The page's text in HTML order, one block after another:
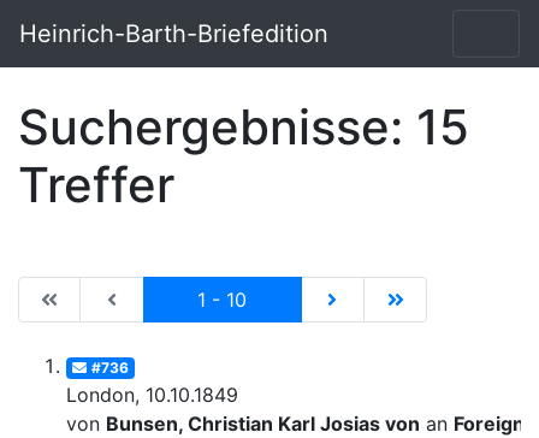
Heinrich-Barth-Briefedition
Suchergebnisse: 15
Treffer
|de:Erste Seite|en:First results page|
|de:Vorhergehende Seite|en:Previous results
1 - 10 |de:Nächste
|de:Letzte
#736
London, 10.10.1849
von Bunsen, Christian Karl Josias von an Foreign